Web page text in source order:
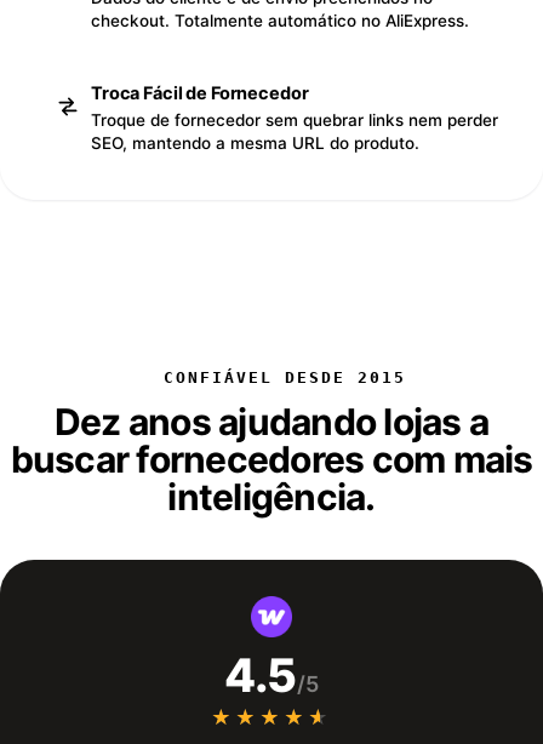
checkout. Totalmente automático no AliExpress.
Troca Fácil de Fornecedor
Troque de fornecedor sem quebrar links nem perder
SEO, mantendo a mesma URL do produto.
CONFIÁVEL DESDE 2015
Dez anos ajudando lojas a
buscar fornecedores com mais
inteligência.
4.5/5
★★★★★
★★★★★